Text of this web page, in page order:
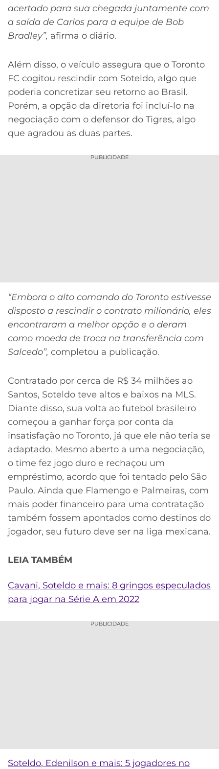
acertado para sua chegada juntamente com
a saída de Carlos para a equipe de Bob
Bradley”, afirma o diário.
Além disso, o veículo assegura que o Toronto
FC cogitou rescindir com Soteldo, algo que
poderia concretizar seu retorno ao Brasil.
Porém, a opção da diretoria foi incluí-lo na
negociação com o defensor do Tigres, algo
que agradou as duas partes.
PUBLICIDADE
“Embora o alto comando do Toronto estivesse
disposto a rescindir o contrato milionário, eles
encontraram a melhor opção e o deram
como moeda de troca na transferência com
Salcedo”, completou a publicação.
Contratado por cerca de R$ 34 milhões ao
Santos, Soteldo teve altos e baixos na MLS.
Diante disso, sua volta ao futebol brasileiro
começou a ganhar força por conta da
insatisfação no Toronto, já que ele não teria se
adaptado. Mesmo aberto a uma negociação,
o time fez jogo duro e rechaçou um
empréstimo, acordo que foi tentado pelo São
Paulo. Ainda que Flamengo e Palmeiras, com
mais poder financeiro para uma contratação
também fossem apontados como destinos do
jogador, seu futuro deve ser na liga mexicana.
LEIA TAMBÉM
Cavani, Soteldo e mais: 8 gringos especulados
para jogar na Série A em 2022
PUBLICIDADE
Soteldo, Edenilson e mais: 5 jogadores no